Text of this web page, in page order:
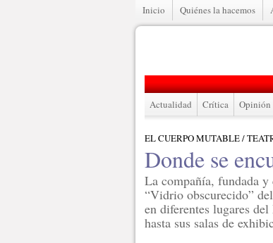
Inicio Quiénes la hacemos
Actualidad Crítica Opinión
EL CUERPO MUTABLE /
Donde se
La compañía, fundada
“Vidrio obscurecido”
en diferentes lugares
hasta sus salas de